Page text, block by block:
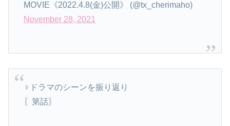
MOVIE《2022.4.8(金)公開》 (@tx_cherimaho)
November 28, 2021
‍♀️ドラマのシーンを振り返り
〖第話〗